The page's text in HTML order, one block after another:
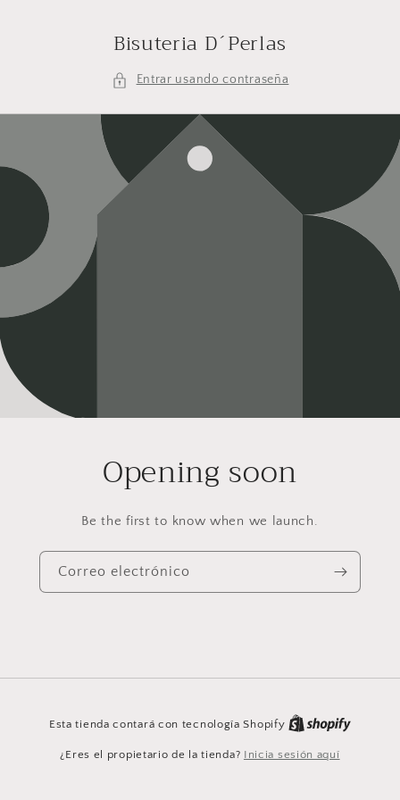
Bisuteria D´Perlas
Entrar usando contraseña
Opening soon
Be the first to know when we launch.
Correo electrónico
Esta tienda contará con tecnología Shopify
¿Eres el propietario de la tienda? Inicia sesión aquí